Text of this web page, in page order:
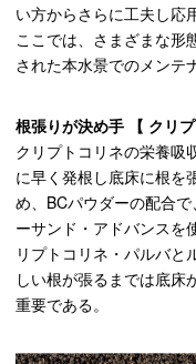
い方からさらに工夫し応
ここでは、さまざまな形
された本水景でのメンテ
根張りが決め手 【 クリ
クリプトコリネの栄養吸
に早く発根し底床に根を
め、BCパウダーの配合
ーサンド・アドバンスを
リプトコリネ・パルバと
しい根が張るまでは底床
重要である。